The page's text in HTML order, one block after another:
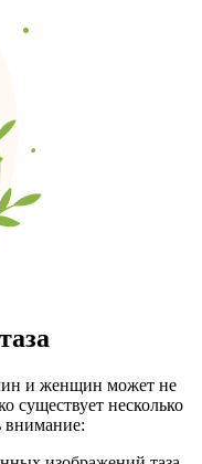
и женщин может не
существует несколько
внимание: